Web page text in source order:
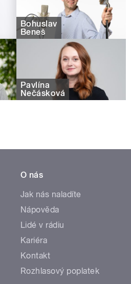
Bohuslav
Beneš
Pavlína
Nečásková
O nás
Jak nás naladíte
Nápověda
Lidé v rádiu
Kariéra
Kontakt
Rozhlasový poplatek